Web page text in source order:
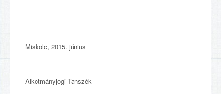
Miskolc, 2015. június
Alkotmányjogi Tanszék